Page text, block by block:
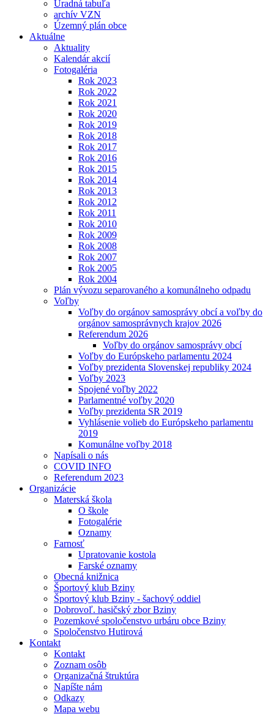
Úradná tabuľa
archív VZN
Územný plán obce
Aktuálne
Aktuality
Kalendár akcií
Fotogaléria
Rok 2023
Rok 2022
Rok 2021
Rok 2020
Rok 2019
Rok 2018
Rok 2017
Rok 2016
Rok 2015
Rok 2014
Rok 2013
Rok 2012
Rok 2011
Rok 2010
Rok 2009
Rok 2008
Rok 2007
Rok 2005
Rok 2004
Plán vývozu separovaného a komunálneho odpadu
Voľby
Voľby do orgánov samosprávy obcí a voľby do
orgánov samosprávnych krajov 2026
Referendum 2026
Voľby do orgánov samosprávy obcí
Voľby do Európskeho parlamentu 2024
Voľby prezidenta Slovenskej republiky 2024
Voľby 2023
Spojené voľby 2022
Parlamentné voľby 2020
Voľby prezidenta SR 2019
Vyhlásenie volieb do Európskeho parlamentu
2019
Komunálne voľby 2018
Napísali o nás
COVID INFO
Referendum 2023
Organizácie
Materská škola
O škole
Fotogalérie
Oznamy
Farnosť
Upratovanie kostola
Farské oznamy
Obecná knižnica
Športový klub Bziny
Športový klub Bziny - šachový oddiel
Dobrovoľ. hasičský zbor Bziny
Pozemkové spoločenstvo urbáru obce Bziny
Spoločenstvo Hutirová
Kontakt
Kontakt
Zoznam osôb
Organizačná štruktúra
Napíšte nám
Odkazy
Mapa webu